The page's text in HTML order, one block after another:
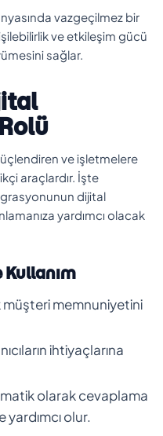
vazgeçilmez bir
ve etkileşim gücü
sağlar.
ve işletmelere
araçlardır. İşte
dijital
yardımcı olacak
müşteri memnuniyetini
ihtiyaçlarına
olarak cevaplama
olur.